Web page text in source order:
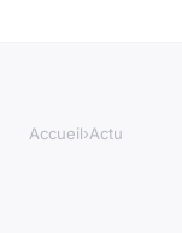
Accueil›Actu